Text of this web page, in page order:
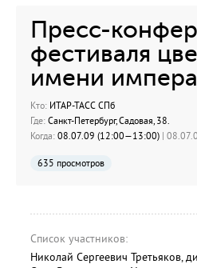
Пресс-
фестиваля
имени
Кто: ИТАР-ТАСС СПб
Где: Санкт-Петербург, Садовая, 38.
Когда: 08.07.09 (12:00—13:00) |
635 просмотров
Список участников:
Николай Сергеевич Третьяков,